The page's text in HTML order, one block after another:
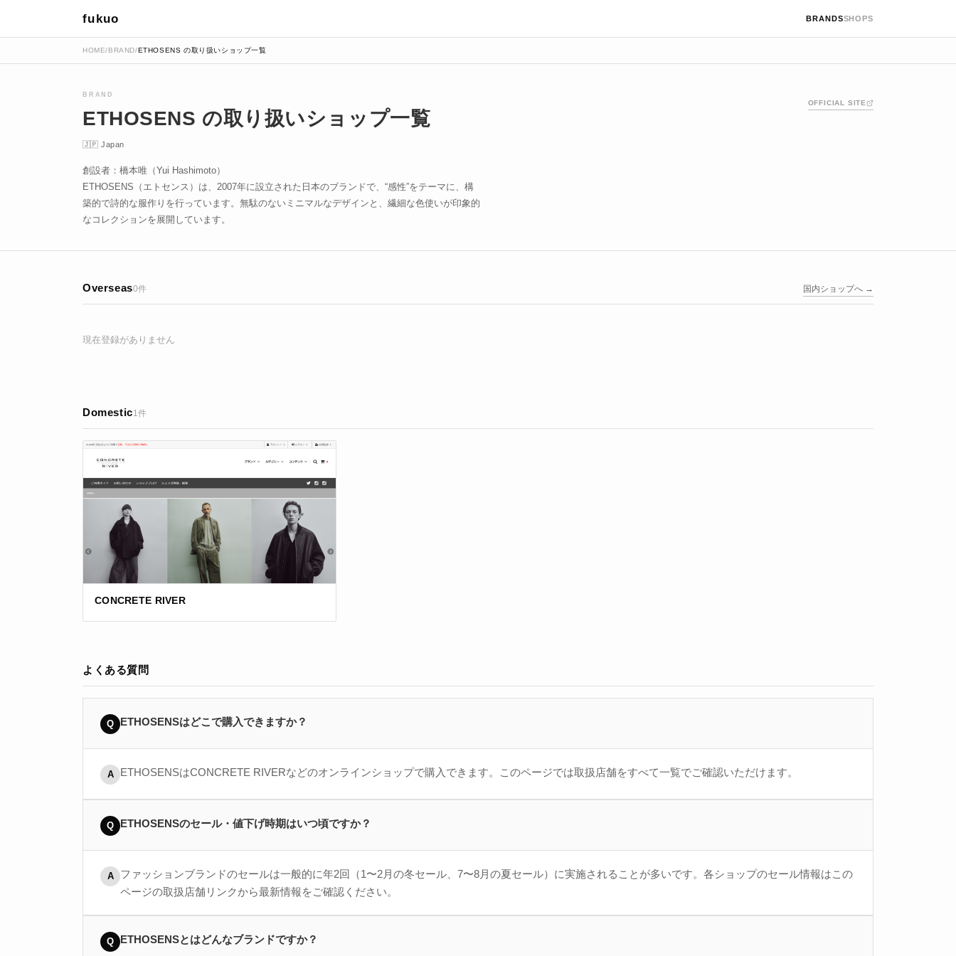
fukuo BRANDSSHOPS
HOME/BRAND/ETHOSENS の取り扱いショップ一覧
BRAND
ETHOSENS の取り扱いショップ一覧
🇯🇵 Japan
創設者：橋本唯（Yui Hashimoto）
ETHOSENS（エトセンス）は、2007年に設立された日本のブランドで、“感性”をテーマに、構
築的で詩的な服作りを行っています。無駄のないミニマルなデザインと、繊細な色使いが印象的
なコレクションを展開しています。
OFFICIAL SITE
Overseas0件 国内ショップへ →
現在登録がありません
Domestic1件
CONCRETE RIVER
よくある質問
Q ETHOSENSはどこで購入できますか？
A ETHOSENSはCONCRETE RIVERなどのオンラインショップで購入できます。このページでは取扱店舗をすべて一覧でご確認いただけます。
Q ETHOSENSのセール・値下げ時期はいつ頃ですか？
A
ファッションブランドのセールは一般的に年2回（1〜2月の冬セール、7〜8月の夏セール）に実施されることが多いです。各ショップのセール情報はこの
ページの取扱店舗リンクから最新情報をご確認ください。
Q ETHOSENSとはどんなブランドですか？